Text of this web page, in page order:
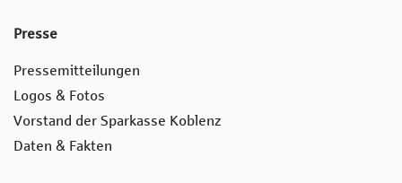
Presse
Pressemitteilungen
Logos & Fotos
Vorstand der Sparkasse Koblenz
Daten & Fakten